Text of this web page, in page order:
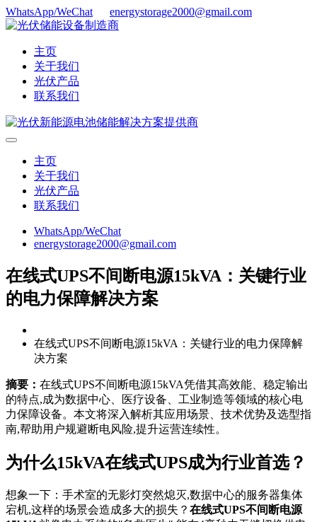
WhatsApp/WeChat energystorage2000@gmail.com
主页
关于我们
光伏产品
联系我们
主页
关于我们
光伏产品
联系我们
WhatsApp/WeChat
energystorage2000@gmail.com
在线式UPS不间断电源15kVA：关键行业
的电力保障解决方案
在线式UPS不间断电源15kVA：关键行业的电力保障解
决方案
摘要： 在线式UPS不间断电源15kVA凭借其高效能、稳定输出
的特点,成为数据中心、医疗设备、工业制造等领域的核心电
力保障设备。本文将深入解析其应用场景、技术优势及选型指
南,帮助用户规避断电风险,提升运营连续性。
为什么15kVA在线式UPS成为行业首选？
想象一下：手术室的无影灯突然熄灭,数据中心的服务器集体
宕机,这样的场景会造成多大的损失？ 在线式UPS不间断电源